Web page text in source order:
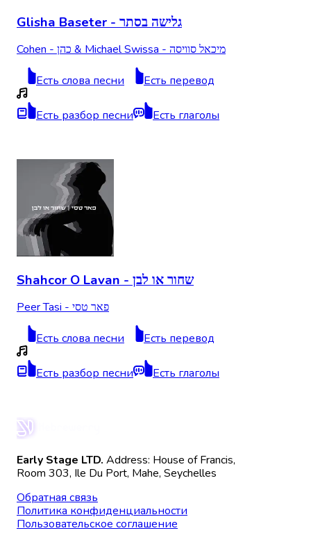
Glisha Baseter - גלישה בסתר
Cohen - כהן & Michael Swissa - מיכאל סוויסה
Есть слова песни Есть перевод
Есть разбор песни Есть глаголы
Shahcor O Lavan - שחור או לבן
Peer Tasi - פאר טסי
Есть слова песни Есть перевод
Есть разбор песни Есть глаголы
Early Stage LTD. Address: House of Francis,
Room 303, Ile Du Port, Mahe, Seychelles
Обратная связь
Политика конфиденциальности
Пользовательское соглашение